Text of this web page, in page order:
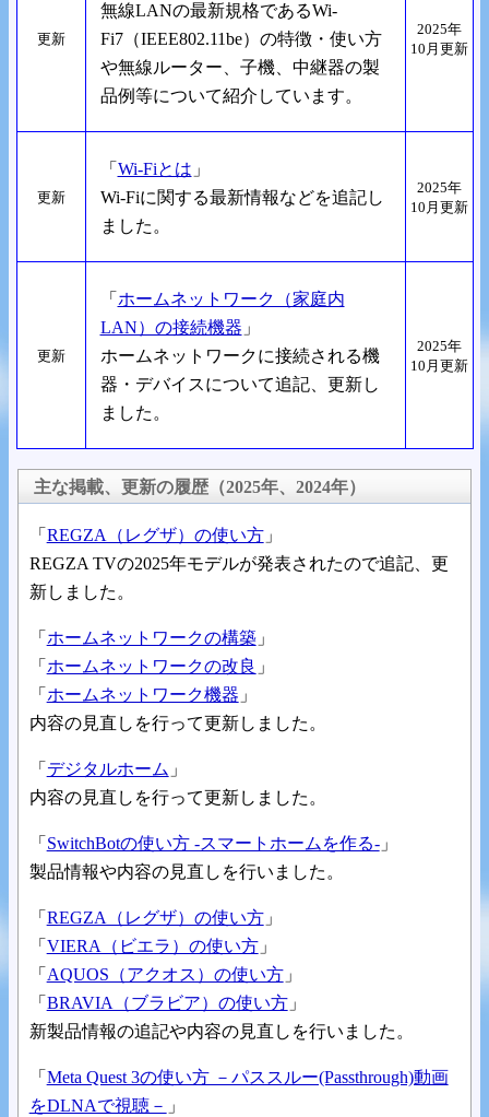
更新
無線LANの最新規格であるWi-
Fi7（IEEE802.11be）の特徴・使い方
や無線ルーター、子機、中継器の製
品例等について紹介しています。
2025年
10月更新
更新
「 Wi-Fiとは 」
Wi-Fiに関する最新情報などを追記し
ました。
2025年
10月更新
更新
「 ホームネットワーク（家庭内
LAN）の接続機器 」
ホームネットワークに接続される機
器・デバイスについて追記、更新し
ました。
2025年
10月更新
主な掲載、更新の履歴（2025年、2024年）
「 REGZA（レグザ）の使い方」
REGZA TVの2025年モデルが発表されたので追記、更
新しました。
「 ホームネットワークの構築」
「 ホームネットワークの改良 」
「 ホームネットワーク機器 」
内容の見直しを行って更新しました。
「 デジタルホーム 」
内容の見直しを行って更新しました。
「 SwitchBotの使い方 -スマートホームを作る-」
製品情報や内容の見直しを行いました。
「 REGZA（レグザ）の使い方」
「 VIERA（ビエラ）の使い方」
「 AQUOS（アクオス）の使い方」
「 BRAVIA（ブラビア）の使い方」
新製品情報の追記や内容の見直しを行いました。
「 Meta Quest 3の使い方 －パススルー(Passthrough)動画
をDLNAで視聴－ 」